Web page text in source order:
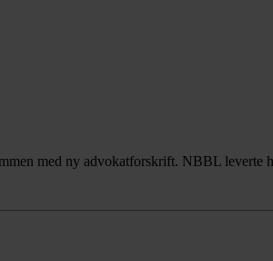
med ny advokatforskrift. NBBL leverte